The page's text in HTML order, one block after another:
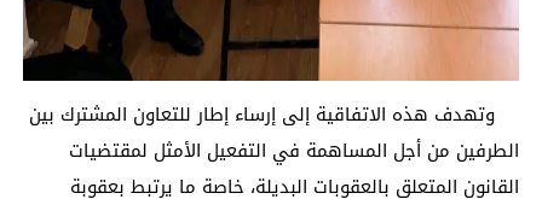
وتهدف هذه الاتفاقية إلى إرساء إطار للتعاون المشترك بين
الطرفين من أجل المساهمة في التفعيل الأمثل لمقتضيات
القانون المتعلق بالعقوبات البديلة، خاصة ما يرتبط بعقوبة